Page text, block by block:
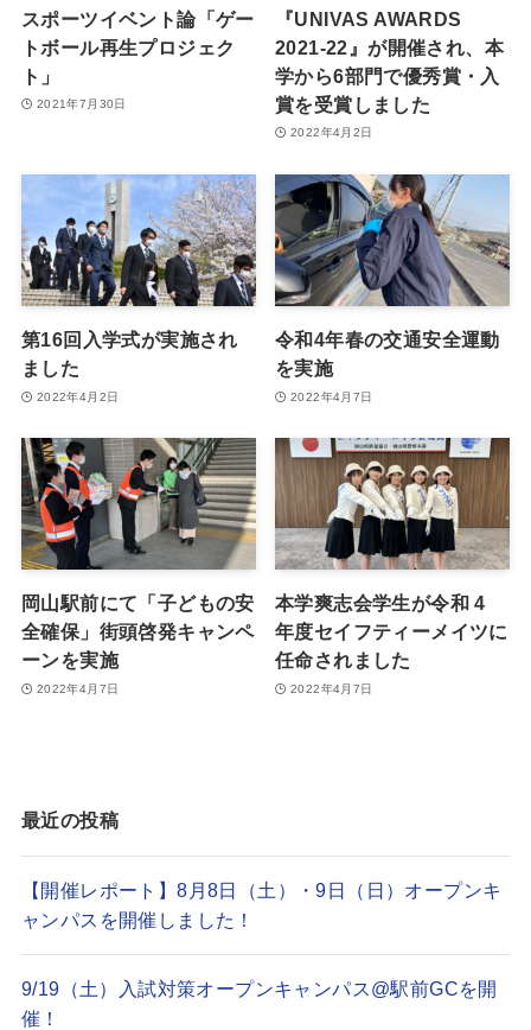
スポーツイベント論「ゲー
トボール再生プロジェク
ト」
2021年7月30日
『UNIVAS AWARDS
2021-22』が開催され、本
学から6部門で優秀賞・入
賞を受賞しました
2022年4月2日
第16回入学式が実施され
ました
2022年4月2日
令和4年春の交通安全運動
を実施
2022年4月7日
岡山駅前にて「子どもの安
全確保」街頭啓発キャンペ
ーンを実施
2022年4月7日
本学爽志会学生が令和 4
年度セイフティーメイツに
任命されました
2022年4月7日
最近の投稿
【開催レポート】8月8日（土）・9日（日）オープンキ
ャンパスを開催しました！
9/19（土）入試対策オープンキャンパス@駅前GCを開
催！